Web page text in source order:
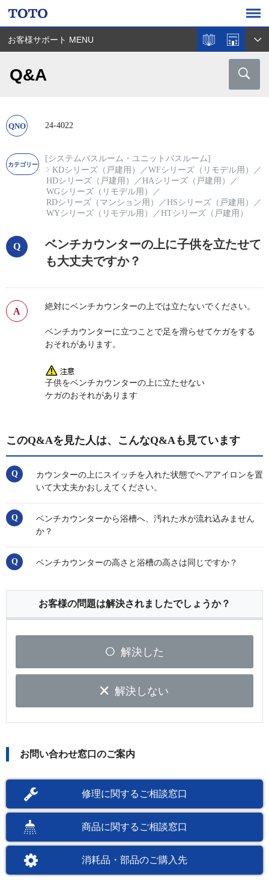
お客様サポート MENU
Q&A
24-4022
[システムバスルーム・ユニットバスルーム]
KDシリーズ（戸建用）
／WFシリーズ（リモデル用）
／
HDシリーズ（戸建用）
／HAシリーズ（戸建用）
／
WGシリーズ（リモデル用）
／
RDシリーズ（マンション用）
／HSシリーズ（戸建用）
／
WYシリーズ（リモデル用）
／HTシリーズ（戸建用）
ベンチカウンターの上に子供を立たせて
も大丈夫ですか？
絶対にベンチカウンターの上では立たないでください。
ベンチカウンターに立つことで足を滑らせてケガをする
おそれがあります。
子供をベンチカウンターの上に立たせない
ケガのおそれがあります
このQ&Aを見た人は、こんなQ&Aも見ています
カウンターの上にスイッチを入れた状態でヘアアイロンを置
いて大丈夫かおしえてください。
ベンチカウンターから浴槽へ、汚れた水が流れ込みません
か？
ベンチカウンターの高さと浴槽の高さは同じですか？
お客様の問題は解決されましたでしょうか？
解決した
解決しない
お問い合わせ窓口のご案内
修理に関するご相談窓口
商品に関するご相談窓口
消耗品・部品のご購入先